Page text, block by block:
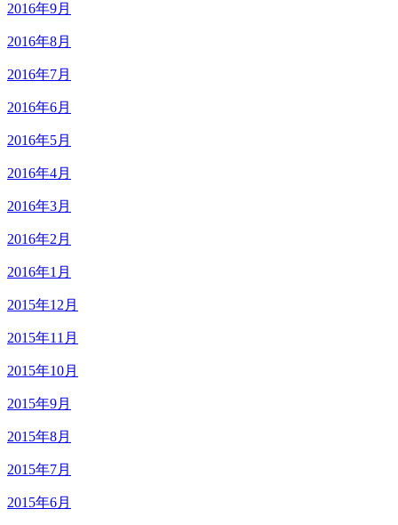
2016年9月
2016年8月
2016年7月
2016年6月
2016年5月
2016年4月
2016年3月
2016年2月
2016年1月
2015年12月
2015年11月
2015年10月
2015年9月
2015年8月
2015年7月
2015年6月